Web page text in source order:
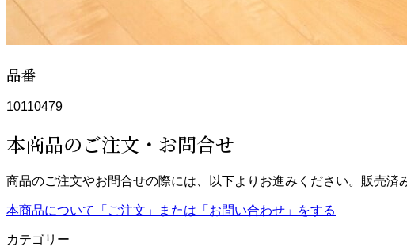
品番
10110479
本商品のご注文・お問合せ
商品のご注文やお問合せの際には、以下よりお進みください。販売済
本商品について「ご注文」または「お問い合わせ」をする
カテゴリー